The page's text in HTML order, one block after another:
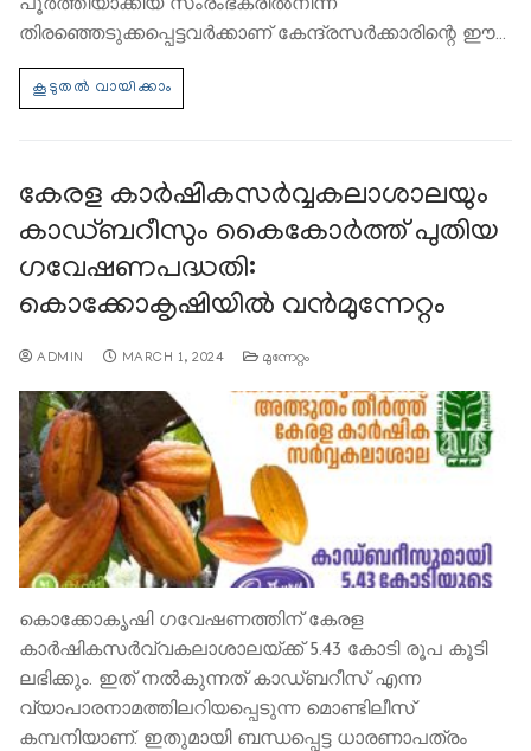
പൂർത്തിയാക്കിയ സംരംഭകരിൽനിന്ന്
തിരഞ്ഞെടുക്കപ്പെട്ടവർക്കാണ് കേന്ദ്രസർക്കാരിന്റെ ഈ…
കേരള കാര്‍ഷികസര്‍വ്വകലാശാലയും
കാഡ്ബറീസും കൈകോര്‍ത്ത് പുതിയ
ഗവേഷണപദ്ധതി:
കൊക്കോകൃഷിയില്‍ വന്‍മുന്നേറ്റം
ADMIN MARCH 1, 2024 മുന്നേറ്റം
കൊക്കോകൃഷി ഗവേഷണത്തിന് കേരള
കാര്‍ഷികസര്‍വ്വകലാശാലയ്ക്ക് 5.43 കോടി രൂപ കൂടി
ലഭിക്കും. ഇത് നല്‍കുന്നത് കാഡ്ബറീസ് എന്ന
വ്യാപാരനാമത്തിലറിയപ്പെടുന്ന മൊണ്ടിലീസ്
കമ്പനിയാണ്. ഇതുമായി ബന്ധപ്പെട്ട ധാരണാപത്രം